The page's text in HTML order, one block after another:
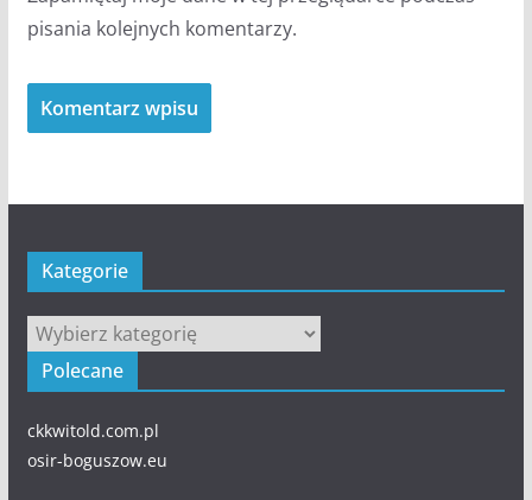
pisania kolejnych komentarzy.
Kategorie
Kategorie
Polecane
ckkwitold.com.pl
osir-boguszow.eu